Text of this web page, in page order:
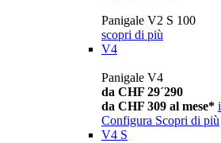
Panigale V2 S 100
scopri di più
V4
Panigale V4
da CHF 29´290
da CHF 309 al mese* i
Configura Scopri di più
V4 S